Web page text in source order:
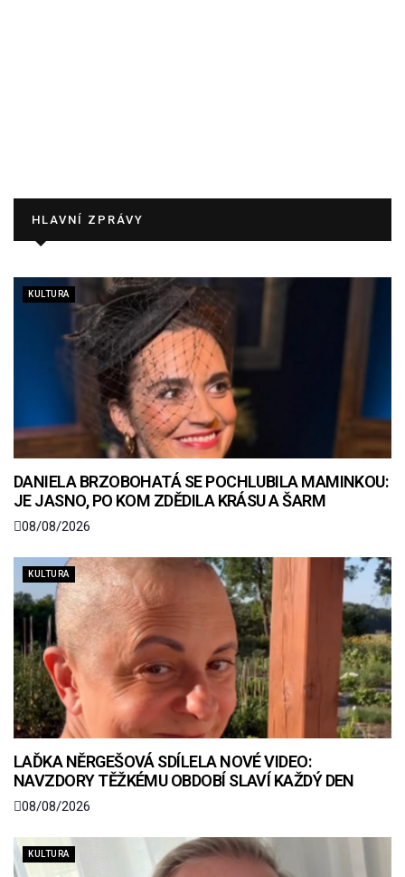
HLAVNÍ ZPRÁVY
KULTURA
DANIELA BRZOBOHATÁ SE POCHLUBILA MAMINKOU:
JE JASNO, PO KOM ZDĚDILA KRÁSU A ŠARM
08/08/2026
KULTURA
LAĎKA NĚRGEŠOVÁ SDÍLELA NOVÉ VIDEO:
NAVZDORY TĚŽKÉMU OBDOBÍ SLAVÍ KAŽDÝ DEN
08/08/2026
KULTURA